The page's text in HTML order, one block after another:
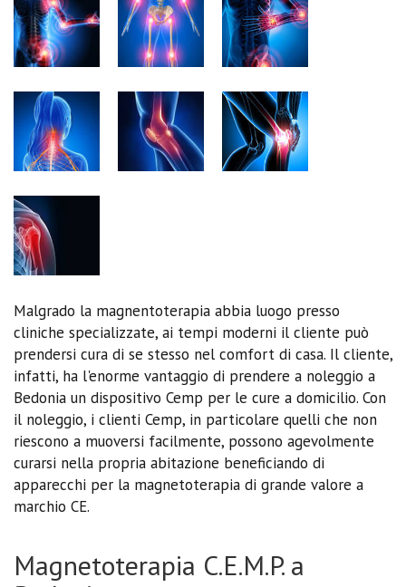
Malgrado la magnentoterapia abbia luogo presso
cliniche specializzate, ai tempi moderni il cliente può
prendersi cura di se stesso nel comfort di casa. Il cliente,
infatti, ha l'enorme vantaggio di prendere a noleggio a
Bedonia un dispositivo Cemp per le cure a domicilio. Con
il noleggio, i clienti Cemp, in particolare quelli che non
riescono a muoversi facilmente, possono agevolmente
curarsi nella propria abitazione beneficiando di
apparecchi per la magnetoterapia di grande valore a
marchio CE.
Magnetoterapia C.E.M.P. a